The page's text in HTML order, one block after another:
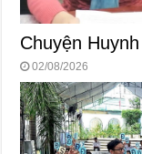
Chuyện
02/08/2026